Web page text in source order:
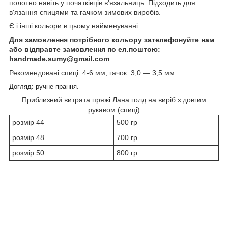
полотно навіть у початківців в'язальниць. Підходить для
в'язання спицями та гачком зимових виробів.
Є і інші кольори в цьому найменуванні.
Для замовлення потрібного кольору зателефонуйте нам
або відправте замовлення по ел.поштою:
handmade.sumy@gmail.com
Рекомендовані спиці: 4-6 мм, гачок: 3,0 ― 3,5 мм.
Догляд: ручне прання.
Приблизний витрата пряжі Лана голд на виріб з довгим
рукавом (спиці)
розмір 44
500 гр
розмір 48
700 гр
розмір 50
800 гр